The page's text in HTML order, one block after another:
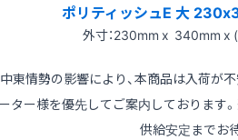
ポリティッシュE 大
外寸：230mm x 340mm x
東情勢の影響により、本商品は入荷が
ター様を優先してご案内しております
供給安定までお